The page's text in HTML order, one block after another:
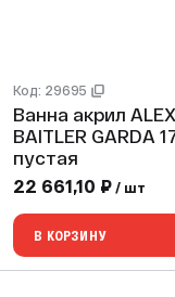
Код: 29695
Ванна акрил ALEX
BAITLER GARDA 170*75
пустая
22 661,10 ₽ / шт
В КОРЗИНУ